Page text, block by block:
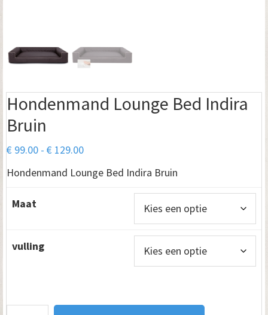
Hondenmand Lounge Bed Indira
Bruin
€ 99.00 - € 129.00Prijsklasse:
tot
Hondenmand Lounge Bed Indira Bruin
Maat
vulling